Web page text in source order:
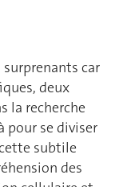
car
deux
la recherche
pour se diviser
subtile
des